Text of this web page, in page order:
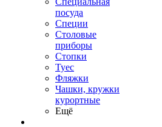
посуда
Специи
Столовые
приборы
Стопки
Туес
Фляжки
Чашки, кружки
курортные
Ещё